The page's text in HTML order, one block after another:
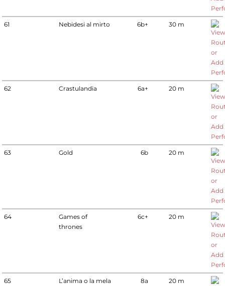
61 Nebidesi al mirto 6b+ 30 m
62 Crastulandia 6a+ 20 m
63 Gold 6b 20 m
64
Games of
thrones
6c+ 20 m
65 L’anima o la mela 8a 20 m